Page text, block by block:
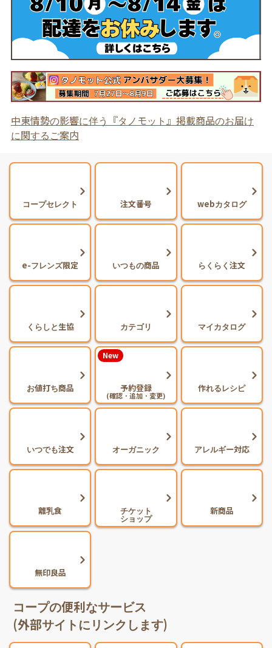
中東情勢の影響に伴う『タノモット』掲載商品のお届け
に関するご案内
コープセレクト 注文番号 webカタログ
e-フレンズ限定 いつもの商品 らくらく注文
くらしと生協 カテゴリ マイカタログ
お値打ち商品 予約登録
(確認・追加・変更)
New
作れるレシピ
いつでも注文 オーガニック アレルギー対応
離乳食 チケット
ショップ
新商品
無印良品
コープの便利なサービス
(外部サイトにリンクします)